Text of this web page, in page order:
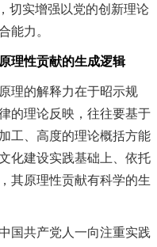
切实增强以党的创新理论
能力。
性贡献的生成逻辑
的解释力在于昭示规
的理论反映，往往要基于
工、高度的理论概括方能
化建设实践基础上、依托
其原理性贡献有科学的生
共产党人一向注重实践